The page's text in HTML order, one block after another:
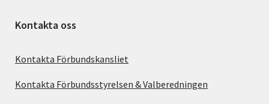
Kontakta oss
Kontakta Förbundskansliet
Kontakta Förbundsstyrelsen & Valberedningen